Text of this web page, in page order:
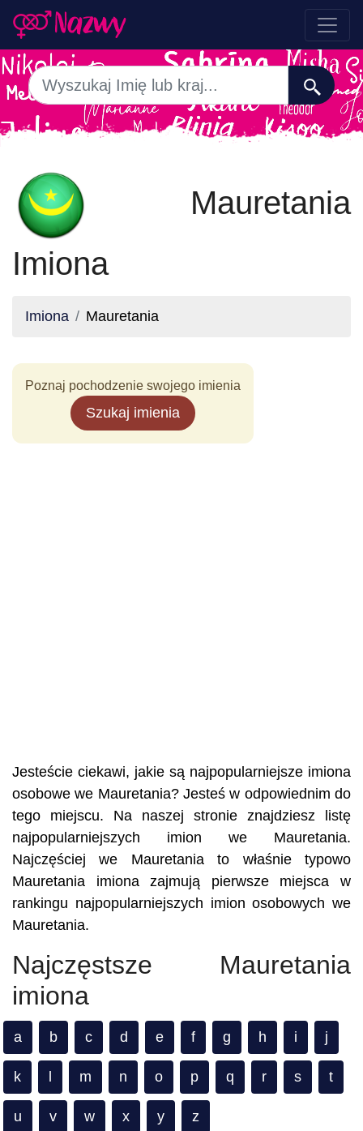
Mauretania
Imiona
Imiona Mauretania
Poznaj pochodzenie swojego imienia
Szukaj imienia
Jesteście ciekawi, jakie są najpopularniejsze imiona
osobowe we Mauretania? Jesteś w odpowiednim do
tego miejscu. Na naszej stronie znajdziesz listę
najpopularniejszych imion we Mauretania.
Najczęściej we Mauretania to właśnie typowo
Mauretania imiona zajmują pierwsze miejsca w
rankingu najpopularniejszych imion osobowych we
Mauretania.
Najczęstsze Mauretania
imiona
a b c d e f g h i j
k m n o p q r s t
u v w x y z